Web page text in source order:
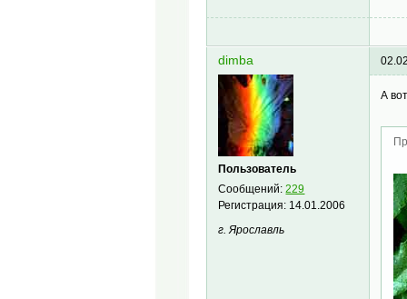
dimba
Пользователь
Сообщений:229
Регистрация: 14.01.2006
г. Ярославль
А